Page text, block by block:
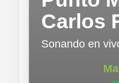
Carlos
Sonando en